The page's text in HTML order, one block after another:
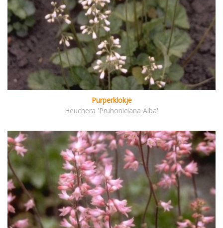
Purperklokje
Heuchera 'Pruhoniciana Alba'